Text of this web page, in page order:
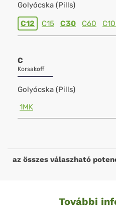
Golyócska (Pills)
C12 C15 C30 C60
C
Korsakoff
Golyócska (Pills)
1MK
az összes válaszható
További